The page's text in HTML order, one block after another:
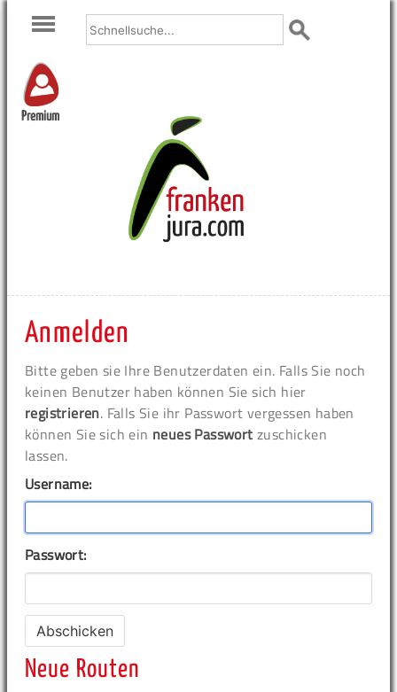
Premium
Anmelden
Bitte geben sie Ihre Benutzerdaten ein. Falls Sie noch
keinen Benutzer haben können Sie sich hier
registrieren. Falls Sie ihr Passwort vergessen haben
können Sie sich ein neues Passwort zuschicken
lassen.
Username:
Passwort:
Neue Routen